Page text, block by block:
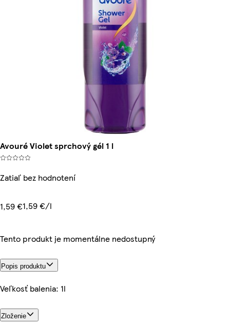
Avouré Violet sprchový gél 1 l
Zatiaľ bez hodnotení
1,59 €1,59 €/l
Tento produkt je momentálne nedostupný
Popis produktu
Veľkosť balenia: 1l
Zloženie